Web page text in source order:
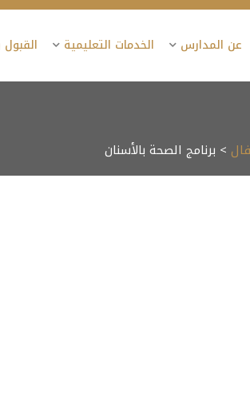
عن المدارس الخدمات التعليمية
> برنامج الصحة بالأسنان